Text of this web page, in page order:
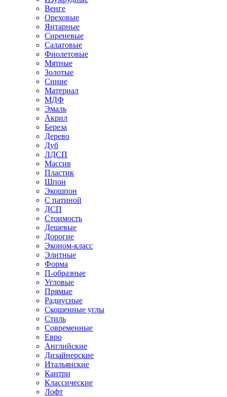
Венге
Ореховые
Янтарные
Сиреневые
Салатовые
Фиолетовые
Мятные
Золотые
Синие
Материал
МДФ
Эмаль
Акрил
Береза
Дерево
Дуб
ЛДСП
Массив
Пластик
Шпон
Экошпон
С патиной
ДСП
Стоимость
Дешевые
Дорогие
Эконом-класс
Элитные
Форма
П-образные
Угловые
Прямые
Радиусные
Скошенные углы
Стиль
Современные
Евро
Английские
Дизайнерские
Итальянские
Кантри
Классические
Лофт